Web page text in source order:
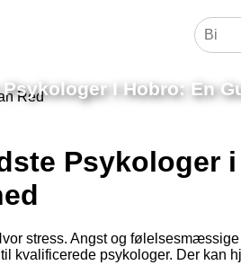
I Hobro: En
Psykologer
stress. Angst og
kvalificerede psykologer. Der kan